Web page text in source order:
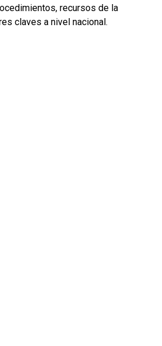
recursos de la
claves a nivel nacional.